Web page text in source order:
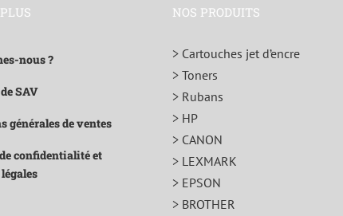
nous ?
SAV
générales de ventes
confidentialité et
NOS PRODUITS
> Cartouches jet d’encre
> Toners
> Rubans
> HP
> CANON
> LEXMARK
> EPSON
> BROTHER